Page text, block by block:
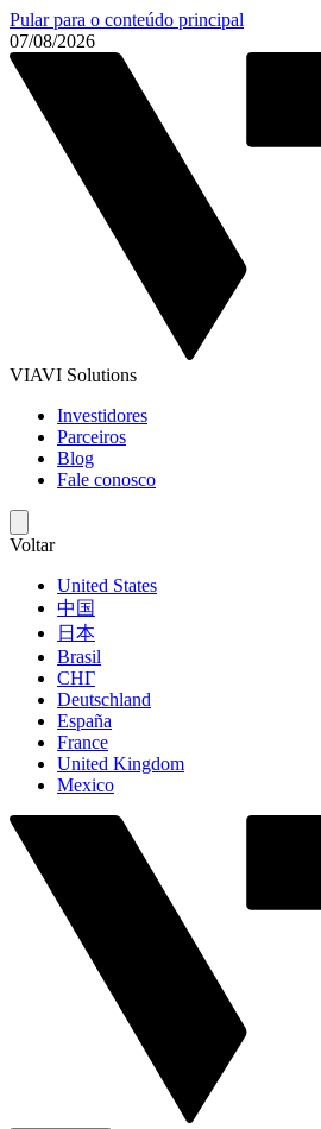
Pular para o conteúdo principal
07/08/2026
VIAVI Solutions
Investidores
Parceiros
Blog
Fale conosco
Voltar
United States
中国
日本
Brasil
СНГ
Deutschland
España
France
United Kingdom
Mexico